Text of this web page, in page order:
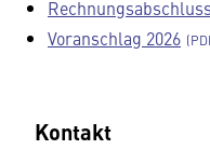
Voranschlag 2026
Kontakt